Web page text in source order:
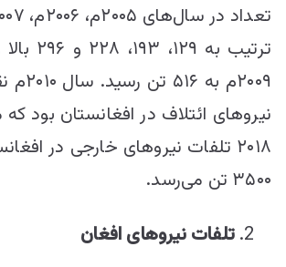
ترتیب
۲۰۰۹م
نیروهای ائتلاف در افغانستان بود
۲۰۱۸ تلفات نیروهای خارجی در
۳۵۰۰ تن می‌رسد.
تلفات نیروهای افغان